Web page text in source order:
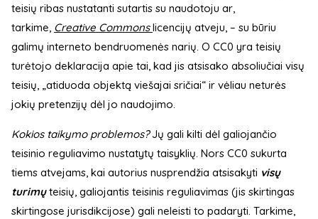
teisių ribas nustatanti sutartis su naudotoju ar,
tarkime, Creative Commonslicencijų atveju, – su būriu
galimų interneto bendruomenės narių. O CC0 yra teisių
turėtojo deklaracija apie tai, kad jis atsisako absoliučiai visų
teisių, „atiduoda objektą viešajai sričiai“ ir vėliau neturės
jokių pretenzijų dėl jo naudojimo.
Kokios taikymo problemos?Jų gali kilti dėl galiojančio
teisinio reguliavimo nustatytų taisyklių. Nors CC0 sukurta
tiems atvejams, kai autorius nusprendžia atsisakyti visų
turimųteisių, galiojantis teisinis reguliavimas (jis skirtingas
skirtingose jurisdikcijose) gali neleisti to padaryti. Tarkime,